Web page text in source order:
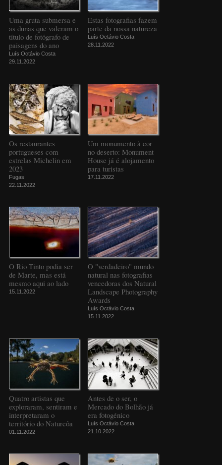
Uma gruta submersa e
as dunas que valeram o
título de fotógrafo de
paisagens do ano
Luís Octávio Costa
29.11.2022
Estas fotografias fazem
parte da nossa natureza
Luís Octávio Costa
28.11.2022
Os restaurantes
portugueses com
estrelas Michelin em
2023
Fugas
22.11.2022
Um monumento à cor
no deserto: Monument
House já é alojamento
para turistas
17.11.2022
O Rio Tinto podia ser
de Marte, mas está
mesmo aqui ao lado
15.11.2022
O "verdadeiro" mundo
natural nas fotografias
vencedoras dos Natural
Landscape Photography
Awards
Luís Octávio Costa
15.11.2022
Quatro artistas que
exploraram, sentiram e
interpretaram o
território do Naturcôa
01.11.2022
Antes de o ser, o
Mercado do Bolhão já
era fotogénico
Luís Octávio Costa
21.10.2022